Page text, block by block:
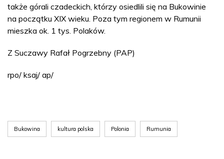
także górali czadeckich, którzy osiedlili się na Bukowinie
na początku XIX wieku. Poza tym regionem w Rumunii
mieszka ok. 1 tys. Polaków.
Z Suczawy Rafał Pogrzebny (PAP)
rpo/ ksaj/ ap/
Bukowina kultura polska Polonia Rumunia